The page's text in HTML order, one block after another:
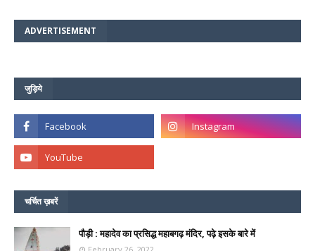
ADVERTISEMENT
जुड़िये
चर्चित ख़बरें
पौड़ी : महादेव का प्रसिद्ध महाबगढ़ मंदिर, पढ़े इसके बारे में